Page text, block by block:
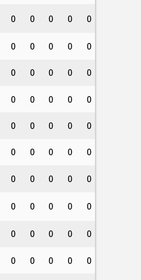
0 0 0 0 0
0 0 0 0 0
0 0 0 0 0
0 0 0 0 0
0 0 0 0 0
0 0 0 0 0
0 0 0 0
0
0 0 0 0 0
0 0 0 0 0
0 0 0 0
0